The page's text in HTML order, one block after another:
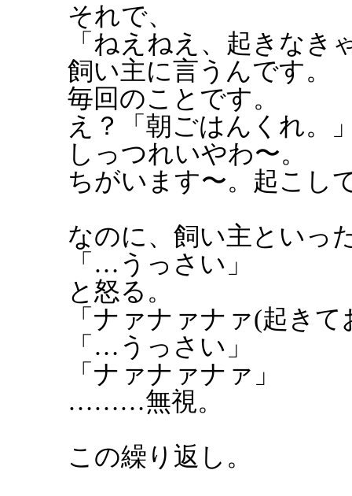
それで、
「ねえねえ、起きなき
飼い主に言うんです。
毎回のことです。
え？「朝ごはんくれ。
しっつれいやわ〜。
ちがいます〜。起こし
なのに、飼い主といっ
「…うっさい」
と怒る。
「ナァナァナァ(起き
「…うっさい」
「ナァナァナァ」
………無視。
この繰り返し。